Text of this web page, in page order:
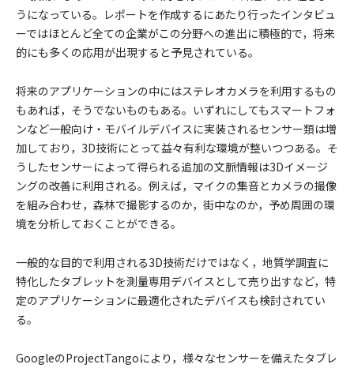
うになっている。レポートを作成するにあたり行ったインタビュ
ーではほとんど全ての企業がこの分野への進出に積極的で，将来
的にも多くの応用が出現すると予見されている。
将来のアプリケーションの中にはステレオカメラを利用するもの
もあれば，そうでないものもある。いずれにしてもスマートフォ
ンなど一般向け・モバイルデバイスに実装されるセンサー類は増
加しており，3D技術にとって益々有利な環境が整いつつある。そ
うしたセンサーによって得られる追加の文脈情報は3Dイメージ
ングの改善に利用される。例えば，マイクの集音とカメラの撮像
を組み合わせ，森林で撮影するのか，街中なのか，予め周囲の環
境を分析しておくことができる。
一般的な目的で利用される3D技術だけではなく，地質学調査に
特化したタブレットを測量専用デバイスとして売り出すなど，特
定のアプリケーションに最適化されたデバイスも検討されてい
る。
GoogleのProjectTangoにより，様々なセンサーを備えたタブレ